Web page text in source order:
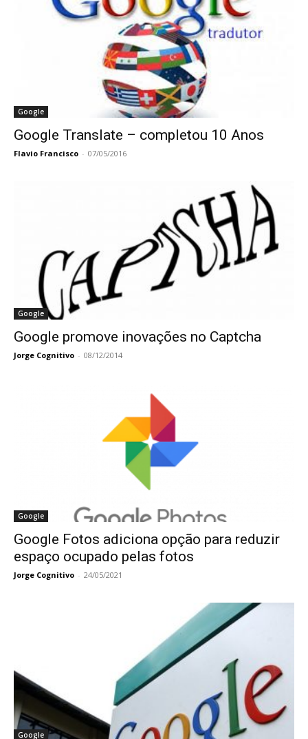
Google
Google Translate – completou 10 Anos
Flavio Francisco - 07/05/2016
Google
Google promove inovações no Captcha
Jorge Cognitivo - 08/12/2014
Google
Google Fotos adiciona opção para reduzir
espaço ocupado pelas fotos
Jorge Cognitivo - 24/05/2021
Google